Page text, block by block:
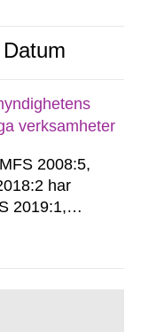
Datum
verksamheter
2008:5,
har
2019:1,